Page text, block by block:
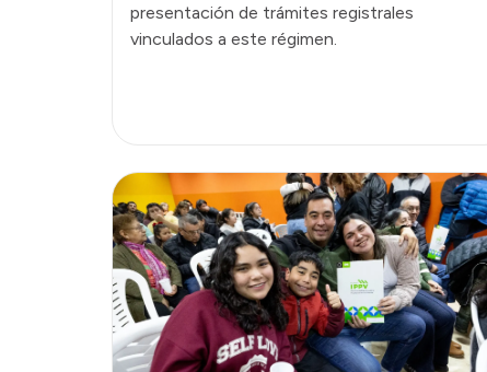
presentación de trámites registrales
vinculados a este régimen.